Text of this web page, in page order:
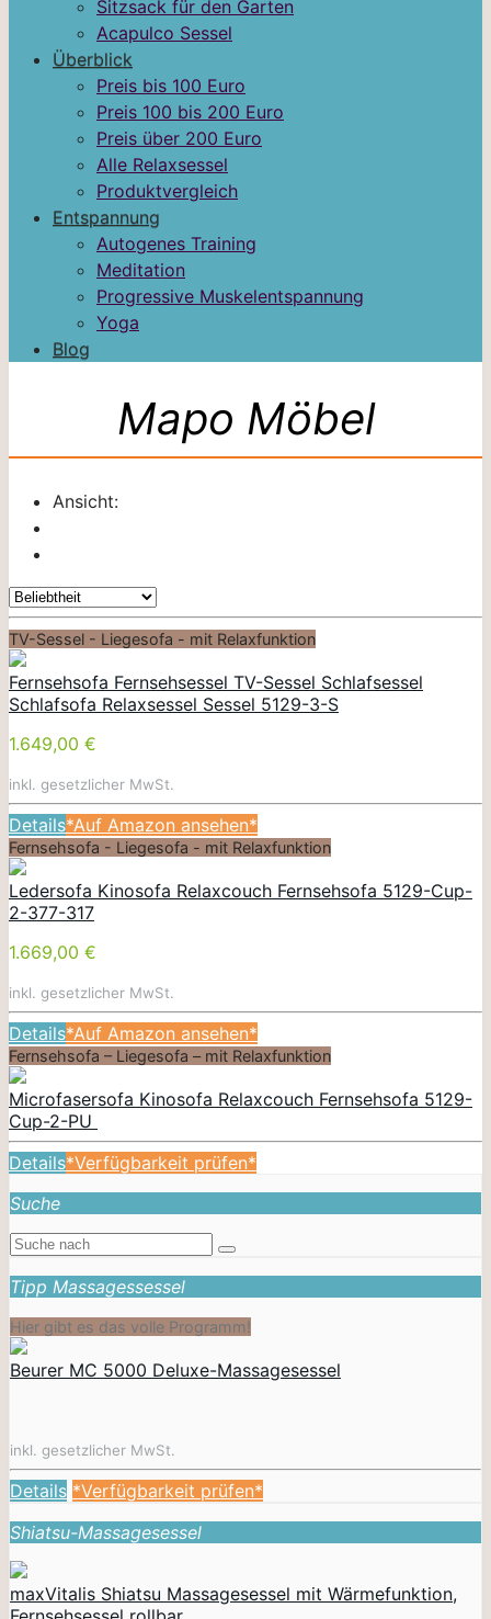
Sitzsack für den Garten
Acapulco Sessel
Überblick
Preis bis 100 Euro
Preis 100 bis 200 Euro
Preis über 200 Euro
Alle Relaxsessel
Produktvergleich
Entspannung
Autogenes Training
Meditation
Progressive Muskelentspannung
Yoga
Blog
Mapo Möbel
Ansicht:
TV-Sessel - Liegesofa - mit Relaxfunktion
Fernsehsofa Fernsehsessel TV-Sessel Schlafsessel
Schlafsofa Relaxsessel Sessel 5129-3-S
1.649,00 €
inkl. gesetzlicher MwSt.
Details*Auf Amazon ansehen*
Fernsehsofa - Liegesofa - mit Relaxfunktion
Ledersofa Kinosofa Relaxcouch Fernsehsofa 5129-Cup-
2-377-317
1.669,00 €
inkl. gesetzlicher MwSt.
Details*Auf Amazon ansehen*
Fernsehsofa – Liegesofa – mit Relaxfunktion
Microfasersofa Kinosofa Relaxcouch Fernsehsofa 5129-
Cup-2-PU
Details*Verfügbarkeit prüfen*
Suche
Tipp Massagessessel
Hier gibt es das volle Programm!
Beurer MC 5000 Deluxe-Massagesessel
inkl. gesetzlicher MwSt.
Details *Verfügbarkeit prüfen*
Shiatsu-Massagesessel
maxVitalis Shiatsu Massagesessel mit Wärmefunktion,